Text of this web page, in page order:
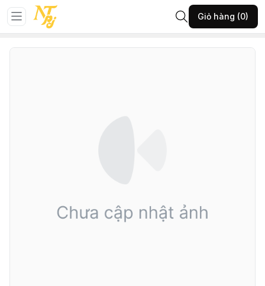
Giỏ hàng (0)
Trang chủ
185-VĐH-Nhẫn ngọc-(A200.8726)